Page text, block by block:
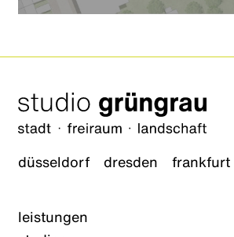
düsseldorf dresden frankfurt
leistungen